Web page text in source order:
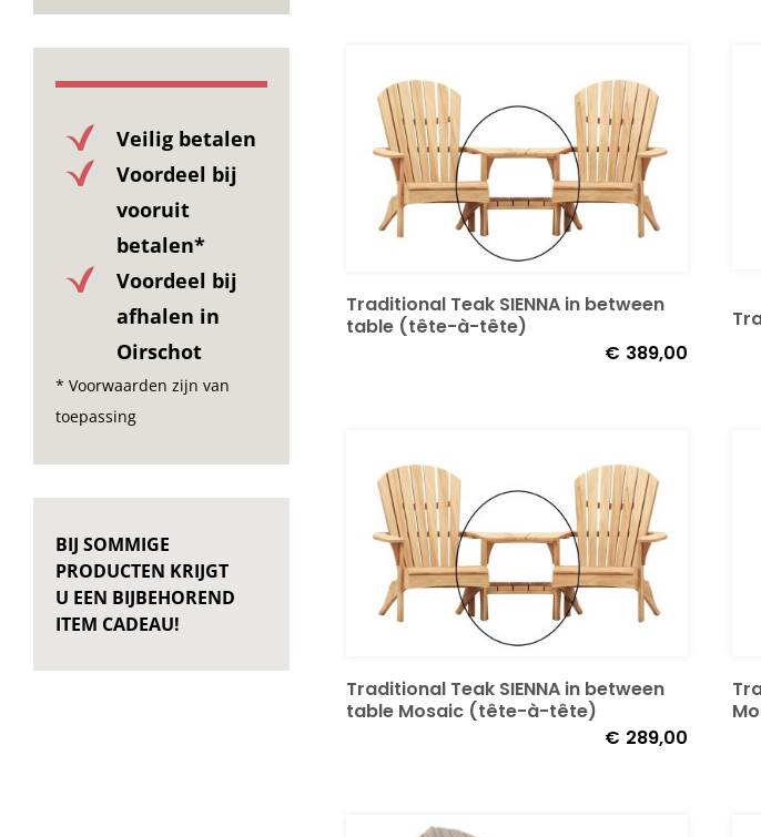
Traditional Teak SIENNA in between
table (tête-à-tête)
€ 389,00
Traditional Teak SIENNA in between
table Mosaic (tête-à-tête)
€ 289,00
Veilig betalen
Voordeel bij
vooruit
betalen*
Voordeel bij
afhalen in
Oirschot
* Voorwaarden zijn van
toepassing
BIJ SOMMIGE
PRODUCTEN KRIJGT
U EEN BIJBEHOREND
ITEM CADEAU!